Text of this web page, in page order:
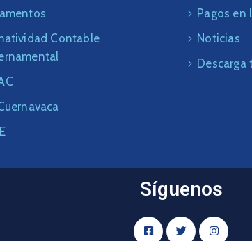
Contable
Pagos en
Noticias
Descarga
Síguenos